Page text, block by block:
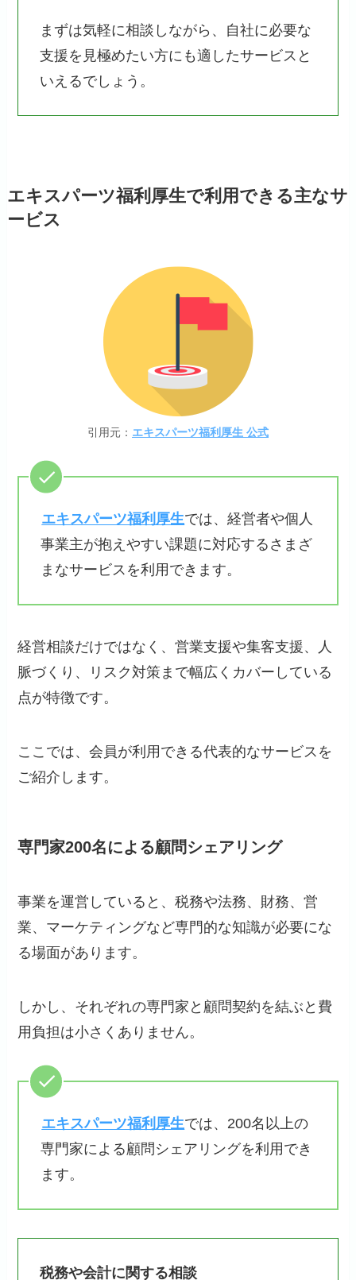
まずは気軽に相談しながら、自社に必要な
支援を見極めたい方にも適したサービスと
いえるでしょう。
エキスパーツ福利厚生で利用できる主なサ
ービス
引用元： エキスパーツ福利厚生 公式
エキスパーツ福利厚生では、経営者や個人
事業主が抱えやすい課題に対応するさまざ
まなサービスを利用できます。
経営相談だけではなく、営業支援や集客支援、人
脈づくり、リスク対策まで幅広くカバーしている
点が特徴です。
ここでは、会員が利用できる代表的なサービスを
ご紹介します。
専門家200名による顧問シェアリング
事業を運営していると、税務や法務、財務、営
業、マーケティングなど専門的な知識が必要にな
る場面があります。
しかし、それぞれの専門家と顧問契約を結ぶと費
用負担は小さくありません。
エキスパーツ福利厚生では、200名以上の
専門家による顧問シェアリングを利用でき
ます。
税務や会計に関する相談